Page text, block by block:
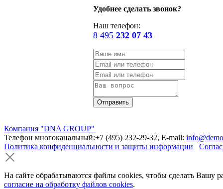
Удобнее сделать звонок?
Наш телефон:
8 495 232 07 43
Компания "DNA GROUP"
Телефон многоканальный:+7 (495) 232-29-32, E-mail:
Политика конфиденциальности и защиты информации
На сайте обрабатываются файлы cookies, чтобы сделать Вашу
согласие на обработку файлов cookies.